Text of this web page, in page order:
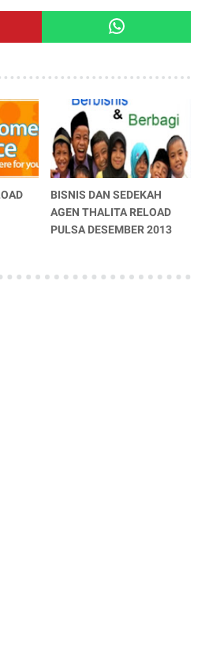
BISNIS DAN SEDEKAH
AGEN THALITA RELOAD
PULSA DESEMBER 2013